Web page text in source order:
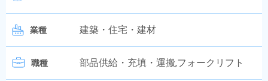
業種 建築・住宅・建材
職種 部品供給・充填・運搬,フォークリフト